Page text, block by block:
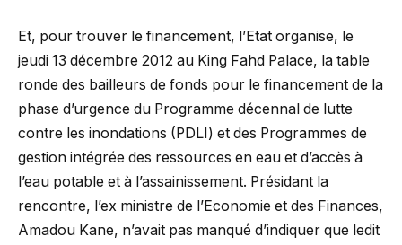
Et, pour trouver le financement, l’Etat organise, le
jeudi 13 décembre 2012 au King Fahd Palace, la table
ronde des bailleurs de fonds pour le financement de la
phase d’urgence du Programme décennal de lutte
contre les inondations (PDLI) et des Programmes de
gestion intégrée des ressources en eau et d’accès à
l’eau potable et à l’assainissement. Présidant la
rencontre, l’ex ministre de l’Economie et des Finances,
Amadou Kane, n’avait pas manqué d’indiquer que ledit